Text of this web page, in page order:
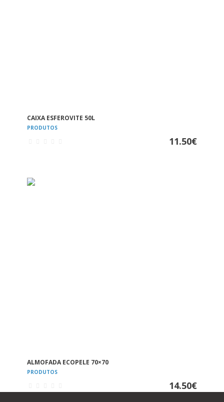
CAIXA ESFEROVITE 50L
PRODUTOS
11.50€
ALMOFADA ECOPELE 70×70
PRODUTOS
14.50€